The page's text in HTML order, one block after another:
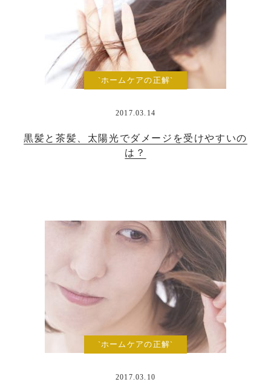
`ホームケアの正解`
2017.03.14
黒髪と茶髪、太陽光でダメージを受けやすいの
は？
`ホームケアの正解`
2017.03.10